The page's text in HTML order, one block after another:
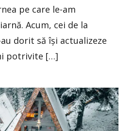
pe care le-am
Acum, cei de la
dorit să își actualizeze
potrivite […]